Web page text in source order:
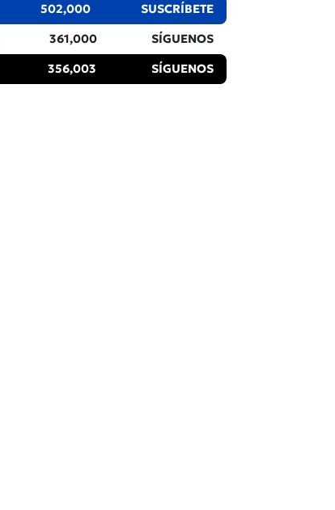
502,000 SUSCRÍBETE
361,000 SÍGUENOS
356,003 SÍGUENOS